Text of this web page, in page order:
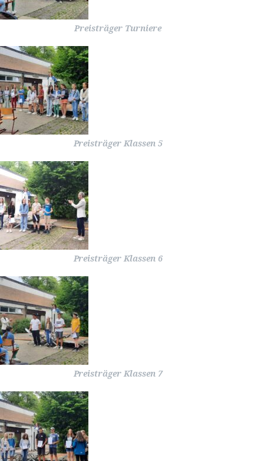
Preisträger Turniere
Preisträger Klassen 5
Preisträger Klassen 6
Preisträger Klassen 7